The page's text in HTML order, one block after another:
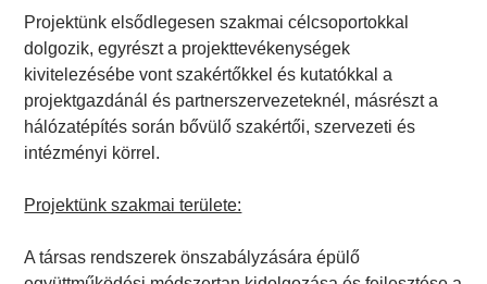
Projektünk elsődlegesen szakmai célcsoportokkal
dolgozik, egyrészt a projekttevékenységek
kivitelezésébe vont szakértőkkel és kutatókkal a
projektgazdánál és partnerszervezeteknél, másrészt a
hálózatépítés során bővülő szakértői, szervezeti és
intézményi körrel.
Projektünk szakmai területe:
A társas rendszerek önszabályzására épülő